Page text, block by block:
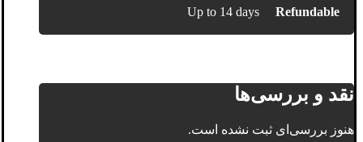
Refundable
Up to 14 days
نقد و بررسی‌ها
هنوز بررسی‌ای ثبت نشده است.